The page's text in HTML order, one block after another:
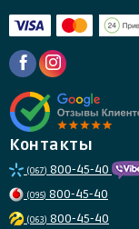
Контакты
(067) 800-45-40
(095) 800-45-40
(063) 800-45-40